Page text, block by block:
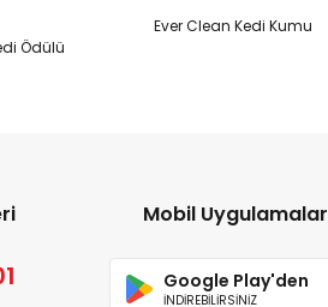
Ödülü
Ever Clean Kedi Kumu
Mobil Uygulamalar
Google Play'den
İNDİREBİLİRSİNİZ